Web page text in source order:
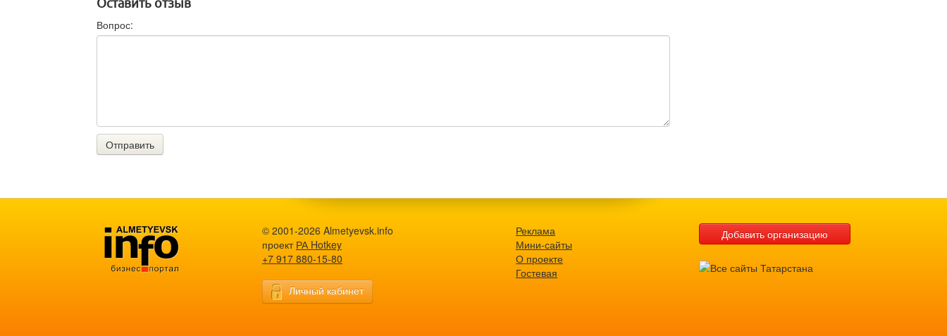
Оставить отзыв
Вопрос:
Отправить
© 2001-2026 Almetyevsk.info
проект РА Hotkey
+7 917 880-15-80
Личный кабинет
Реклама
Мини-сайты
О проекте
Гостевая
Добавить организацию